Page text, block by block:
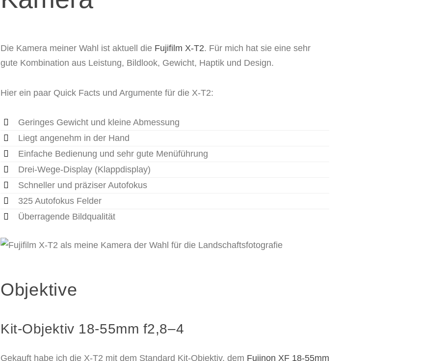
Die Kamera meiner Wahl ist aktuell die Fujifilm X-T2. Für mich hat sie eine sehr
gute Kombination aus Leistung, Bildlook, Gewicht, Haptik und Design.
Hier ein paar Quick Facts und Argumente für die X-T2:
Geringes Gewicht und kleine Abmessung
Liegt angenehm in der Hand
Einfache Bedienung und sehr gute Menüführung
Drei-Wege-Display (Klappdisplay)
Schneller und präziser Autofokus
325 Autofokus Felder
Überragende Bildqualität
Objektive
Kit-Objektiv 18-55mm f2,8–4
Gekauft habe ich die X-T2 mit dem Standard Kit-Objektiv, dem Fujinon XF 18-55mm